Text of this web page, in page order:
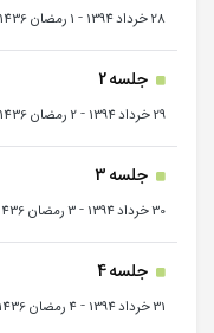
28 خرداد 1394 - 1 رمضان 1436
جلسه 2
29 خرداد 1394 -2 رمضان 1436
جلسه 3
30 خرداد 1394 -3 رمضان 1436
جلسه 4
31 خرداد 1394 - 4 رمضان 1436